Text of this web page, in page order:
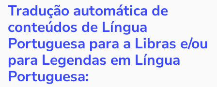
Tradução automática de
conteúdos de Língua
Portuguesa para a Libras e/ou
para Legendas em Língua
Portuguesa: